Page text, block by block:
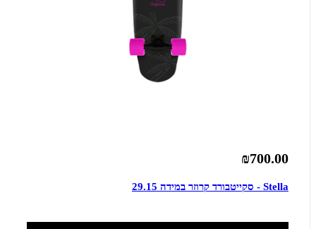
₪700.00
Stella - סקייטבורד קרוזר במידה 29.15